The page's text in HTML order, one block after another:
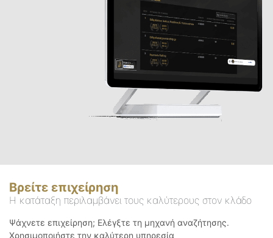
Βρείτε επιχείρηση
Η κατάταξη περιλαμβάνει τους καλύτερους στον κλάδο
Ψάχνετε επιχείρηση; Ελέγξτε τη μηχανή αναζήτησης.
Χρησιμοποιήστε την καλύτερη υπηρεσία